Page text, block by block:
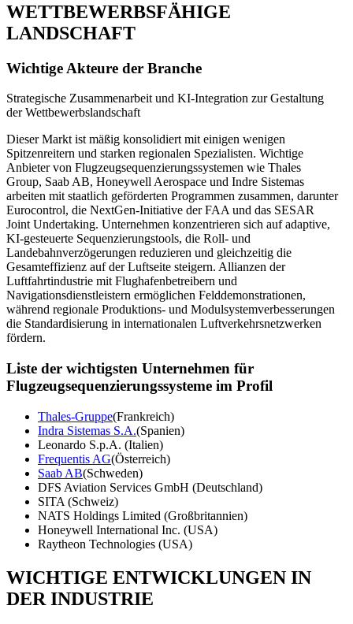
WETTBEWERBSFÄHIGE
LANDSCHAFT
Wichtige Akteure der Branche
Strategische Zusammenarbeit und KI-Integration zur Gestaltung
der Wettbewerbslandschaft
Dieser Markt ist mäßig konsolidiert mit einigen wenigen
Spitzenreitern und starken regionalen Spezialisten. Wichtige
Anbieter von Flugzeugsequenzierungssystemen wie Thales
Group, Saab AB, Honeywell Aerospace und Indre Sistemas
arbeiten mit staatlich geförderten Programmen zusammen, darunter
Eurocontrol, die NextGen-Initiative der FAA und das SESAR
Joint Undertaking. Unternehmen konzentrieren sich auf adaptive,
KI-gesteuerte Sequenzierungstools, die Roll- und
Landebahnverzögerungen reduzieren und gleichzeitig die
Gesamteffizienz auf der Luftseite steigern. Allianzen der
Luftfahrtindustrie mit Flughafenbetreibern und
Navigationsdienstleistern ermöglichen Felddemonstrationen,
während regionale Produktions- und Modulsystemverbesserungen
die Standardisierung in internationalen Luftverkehrsnetzwerken
fördern.
Liste der wichtigsten Unternehmen für
Flugzeugsequenzierungssysteme im Profil
Thales-Gruppe(Frankreich)
Indra Sistemas S.A.(Spanien)
Leonardo S.p.A. (Italien)
Frequentis AG(Österreich)
Saab AB(Schweden)
DFS Aviation Services GmbH (Deutschland)
SITA (Schweiz)
NATS Holdings Limited (Großbritannien)
Honeywell International Inc. (USA)
Raytheon Technologies (USA)
WICHTIGE ENTWICKLUNGEN IN
DER INDUSTRIE